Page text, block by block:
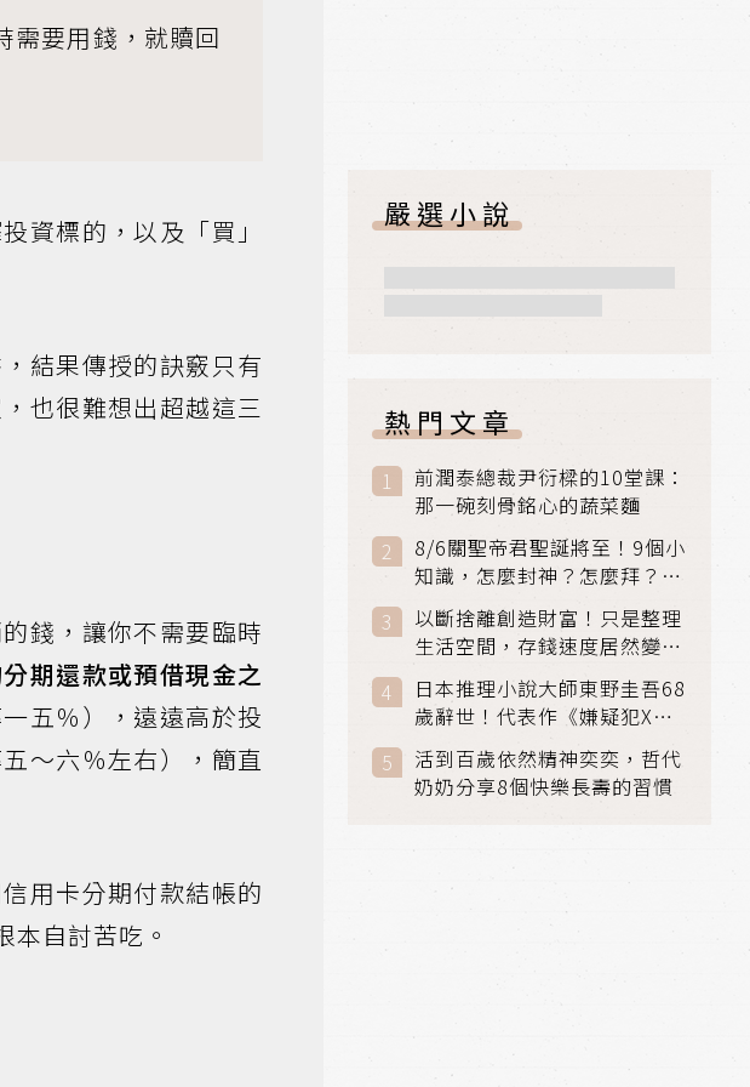
需要用錢，就贖回
資標的，以及「買」
結果傳授的訣竅只有
也很難想出超越這三
錢，讓你不需要臨時
期還款或預借現金之
五％），遠遠高於投
～六％左右），簡直
用卡分期付款結帳的
自討苦吃。
嚴選小說
熱門文章
前潤泰總裁尹衍樑的10堂課：
那一碗刻骨銘心的蔬菜麵
8/6關聖帝君聖誕將至！9個小
知識，怎麼封神？怎麼拜？該
拜哪個關帝？
以斷捨離創造財富！只是整理
生活空間，存錢速度居然變快
日本推理小說大師東野圭吾68
歲辭世！代表作《嫌疑犯X的
獻身》《解憂雜貨店》獲獎無
數
活到百歲依然精神奕奕，哲代
奶奶分享8個快樂長壽的習慣